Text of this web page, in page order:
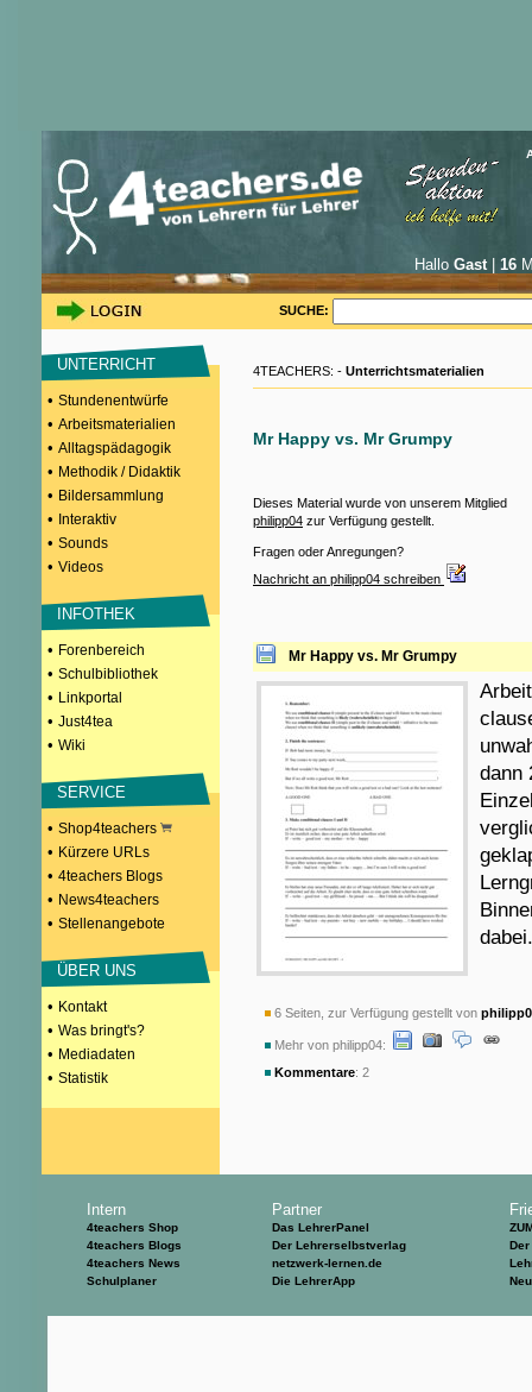
Hallo Gast| 16
SUCHE:
UNTERRICHT
• Stundenentwürfe
• Arbeitsmaterialien
• Alltagspädagogik
• Methodik / Didaktik
• Bildersammlung
• Interaktiv
• Sounds
• Videos
INFOTHEK
• Forenbereich
• Schulbibliothek
• Linkportal
• Just4tea
• Wiki
SERVICE
• Shop4teachers
• Kürzere URLs
• 4teachers Blogs
• News4teachers
• Stellenangebote
ÜBER UNS
• Kontakt
• Was bringt's?
• Mediadaten
• Statistik
4TEACHERS: - Unterrichtsmaterialien
Mr Happy vs. Mr Grumpy
Dieses Material wurde von unserem Mitglied
philipp04 zur Verfügung gestellt.
Fragen oder Anregungen?
Nachricht an philipp04 schreiben
Mr Happy vs. Mr Grumpy
dann
dabei.
6 Seiten, zur Verfügung gestellt von
Mehr von philipp04:
Kommentare: 2
Intern
4teachers Shop
4teachers Blogs
4teachers News
Schulplaner
Partner
Das LehrerPanel
Der Lehrerselbstverlag
netzwerk-lernen.de
Die LehrerApp